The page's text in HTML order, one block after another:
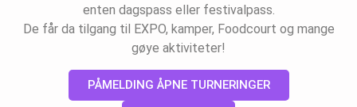
enten dagspass eller festivalpass.
De får da tilgang til EXPO, kamper, Foodcourt og mange
gøye aktiviteter!
PÅMELDING ÅPNE TURNERINGER